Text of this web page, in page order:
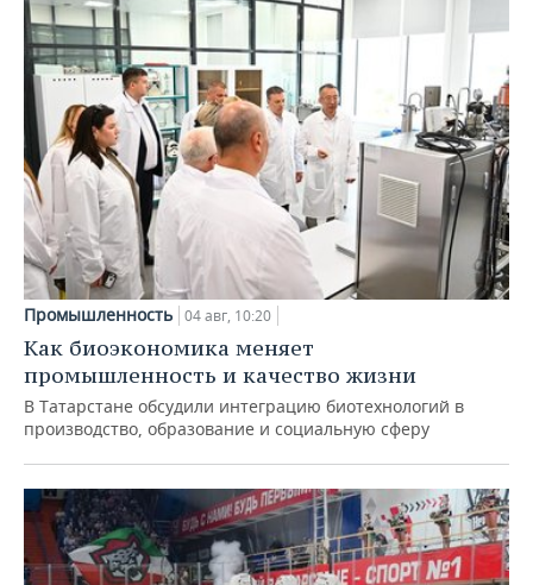
Промышленность 04 авг, 10:20
Как биоэкономика меняет
промышленность и качество жизни
В Татарстане обсудили интеграцию биотехнологий в
производство, образование и социальную сферу